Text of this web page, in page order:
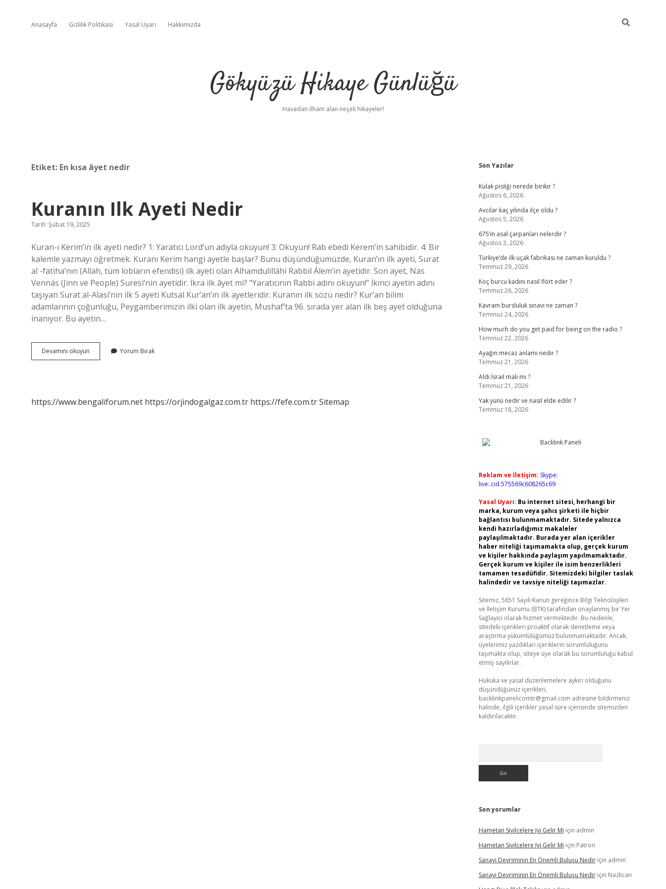
Anasayfa Gizlilik Politikası Yasal Uyarı Hakkımızda
Gökyüzü Hikaye Günlüğü
Havadan ilham alan neşeli hikayeler!
Etiket: En kısa âyet nedir
Kuranın Ilk Ayeti Nedir
Tarih: Şubat 19, 2025
Kuran-ı Kerim’in ilk ayeti nedir? 1: Yaratıcı Lord’un adıyla okuyun! 3: Okuyun! Rab ebedi Kerem’in sahibidir. 4: Bir
kalemle yazmayı öğretmek. Kuranı Kerim hangi ayetle başlar? Bunu düşündüğümüzde, Kuran’ın ilk ayeti, Surat
al -fatiha’nın (Allah, tüm lobların efendisi) ilk ayeti olan Alhamdulilláhi Rabbil Álem’in ayetidir. Son ayet, Nas
Vennás (Jinn ve People) Suresi’nin ayetidir. İkra ilk âyet mi? “Yaratıcının Rabbi adını okuyun!” İkinci ayetin adını
taşıyan Surat al-Alasi’nin ilk 5 ayeti Kutsal Kur’an’ın ilk ayetleridir. Kuranın ilk sözü nedir? Kur’an bilim
adamlarının çoğunluğu, Peygamberimizin ilki olan ilk ayetin, Mushaf’ta 96. sırada yer alan ilk beş ayet olduğuna
inanıyor. Bu ayetin…
Devamını okuyun
Ilk
Yorum Bırak
https://www.bengaliforum.net https://orjindogalgaz.com.tr https://fefe.com.trSitemap
Sidebar
Son Yazılar
Kulak pisliği nerede birikir ?
Ağustos 6, 2026
Avcılar kaç yılında ilçe oldu ?
Ağustos 5, 2026
675’in asal çarpanları nelerdir ?
Ağustos 3, 2026
Türkiye’de ilk uçak fabrikası ne zaman kuruldu ?
Temmuz 29, 2026
Koç burcu kadını nasıl flört eder ?
Temmuz 26, 2026
Kavram bursluluk sınavı ne zaman ?
Temmuz 24, 2026
How much do you get paid for being on the radio ?
Temmuz 22, 2026
Ayağın mecaz anlamı nedir ?
Temmuz 21, 2026
Aldi İsrail malı mı ?
Temmuz 21, 2026
Yak yünü nedir ve nasıl elde edilir ?
Temmuz 18, 2026
Reklam ve İletişim: Skype:
live:.cid.575569c608265c69
Yasal Uyarı: Bu internet sitesi, herhangi bir
marka, kurum veya şahıs şirketi ile hiçbir
bağlantısı bulunmamaktadır. Sitede yalnızca
kendi hazırladığımız makaleler
paylaşılmaktadır. Burada yer alan içerikler
haber niteliği taşımamakta olup, gerçek kurum
ve kişiler hakkında paylaşım yapılmamaktadır.
Gerçek kurum ve kişiler ile isim benzerlikleri
tamamen tesadüfidir. Sitemizdeki bilgiler taslak
halindedir ve tavsiye niteliği taşımazlar.
Sitemiz, 5651 Sayılı Kanun gereğince Bilgi Teknolojileri
ve İletişim Kurumu (BTK) tarafından onaylanmış bir Yer
Sağlayıcı olarak hizmet vermektedir. Bu nedenle,
sitedeki içerikleri proaktif olarak denetleme veya
araştırma yükümlülüğümüz bulunmamaktadır. Ancak,
üyelerimiz yazdıkları içeriklerin sorumluluğunu
taşımakta olup, siteye üye olarak bu sorumluluğu kabul
etmiş sayılırlar.
Hukuka ve yasal düzenlemelere aykırı olduğunu
düşündüğünüz içerikleri,
backlinkpanelicomtr@gmail.com adresine bildirmeniz
halinde, ilgili içerikler yasal süre içerisinde sitemizden
kaldırılacaktır.
Son yorumlar
Hametan Sivilcelere Iyi Gelir Mi için admin
Hametan Sivilcelere Iyi Gelir Mi için Patron
Sanayi Devriminin En Önemli Buluşu Nediriçin admin
Sanayi Devriminin En Önemli Buluşu Nediriçin Nazlıcan